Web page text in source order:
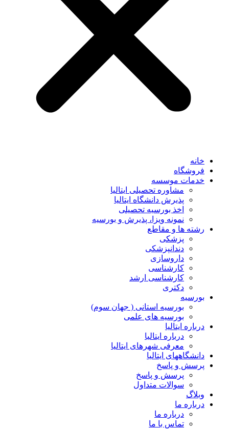
خانه
فروشگاه
خدمات موسسه
مشاوره تحصیلی ایتالیا
پذیرش دانشگاه ایتالیا
اخذ بورسیه تحصیلی
نمونه ویزا، پذیرش و بورسیه
رشته ها و مقاطع
پزشکی
دندانپزشکی
داروسازی
کارشناسی
کارشناسی ارشد
دکتری
بورسیه
بورسیه استانی ( جهان سوم)
بورسیه های علمی
درباره ایتالیا
درباره ایتالیا
معرفی شهرهای ایتالیا
دانشگاههای ایتالیا
پرسش و پاسخ
پرسش و پاسخ
سوالات متداول
وبلاگ
درباره ما
درباره ما
تماس با ما